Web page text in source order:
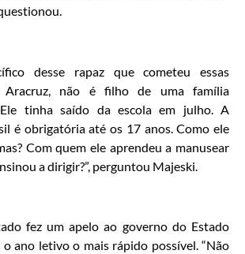
desse rapaz que cometeu essas
Aracruz, não é filho de uma família
Ele tinha saído da escola em julho. A
é obrigatória até os 17 anos. Como ele
Com quem ele aprendeu a manusear
a dirigir?”, perguntou Majeski.
fez um apelo ao governo do Estado
o ano letivo o mais rápido possível. “Não